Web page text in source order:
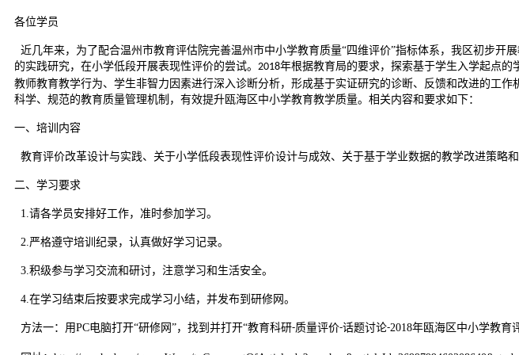
各位学员
近几年来，为了配合温州市教育评估院完善温州市中小学教育质量“四维评价”指标体系，我区初步开
的实践研究，在小学低段开展表现性评价的尝试。 2018年根据教育局的要求，探索基于学生入学起点的
教师教育教学行为、学生非智力因素进行深入诊断分析，形成基于实证研究的诊断、反馈和改进的工
科学、规范的教育质量管理机制，有效提升瓯海区中小学教育教学质量。相关内容和要求如下：
一、培训内容
教育评价改革设计与实践、关于小学低段表现性评价设计与成效、关于基于学业数据的教学改进策略
二、学习要求
1.请各学员安排好工作，准时参加学习。
2.严格遵守培训纪录，认真做好学习记录。
3.积级参与学习交流和研讨，注意学习和生活安全。
4.在学习结束后按要求完成学习小结，并发布到研修网。
方法一：用PC电脑打开“研修网”，找到并打开“教育科研-质量评价-话题讨论-2018年瓯海区中小学教育